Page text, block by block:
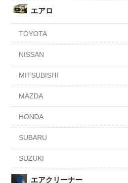
エアロ
TOYOTA
NISSAN
MITSUBISHI
MAZDA
HONDA
SUBARU
SUZUKI
エアクリーナー